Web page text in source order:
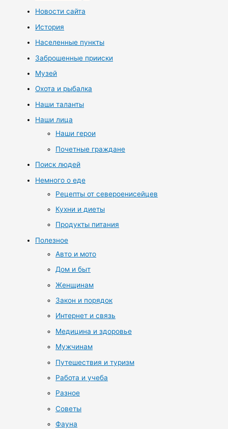
Новости сайта
История
Населенные пункты
Заброшенные прииски
Музей
Охота и рыбалка
Наши таланты
Наши лица
Наши герои
Почетные граждане
Поиск людей
Немного о еде
Рецепты от североенисейцев
Кухни и диеты
Продукты питания
Полезное
Авто и мото
Дом и быт
Женщинам
Закон и порядок
Интернет и связь
Медицина и здоровье
Мужчинам
Путешествия и туризм
Работа и учеба
Разное
Советы
Фауна